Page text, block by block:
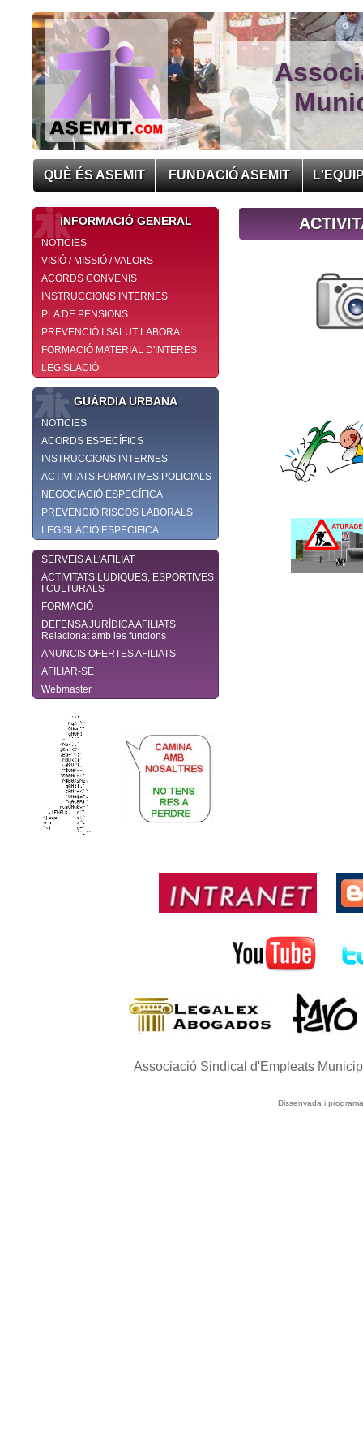
QUÈ ÉS ASEMIT FUNDACIÓ ASEMIT
INFORMACIÓ GENERAL
NOTICIES
VISIÓ / MISSIÓ / VALORS
ACORDS CONVENIS
INSTRUCCIONS INTERNES
PLA DE PENSIONS
PREVENCIÓ I SALUT LABORAL
FORMACIÓ MATERIAL D'INTERES
LEGISLACIÓ
GUÀRDIA URBANA
NOTICIES
ACORDS ESPECÍFICS
INSTRUCCIONS INTERNES
ACTIVITATS FORMATIVES POLICIALS
NEGOCIACIÓ ESPECÍFICA
PREVENCIÓ RISCOS LABORALS
LEGISLACIÓ ESPECIFICA
SERVEIS A L'AFILIAT
ACTIVITATS LUDIQUES, ESPORTIVES
I CULTURALS
FORMACIÓ
DEFENSA JURÌDICA AFILIATS
Relacionat amb les funcions
ANUNCIS OFERTES AFILIATS
AFILIAR-SE
Webmaster
Associació Sindical d'Empleats
Dissenyada i